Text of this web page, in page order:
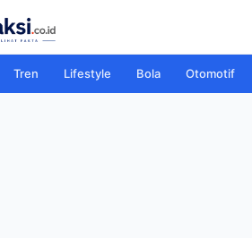
Tren Lifestyle Bola Otomotif